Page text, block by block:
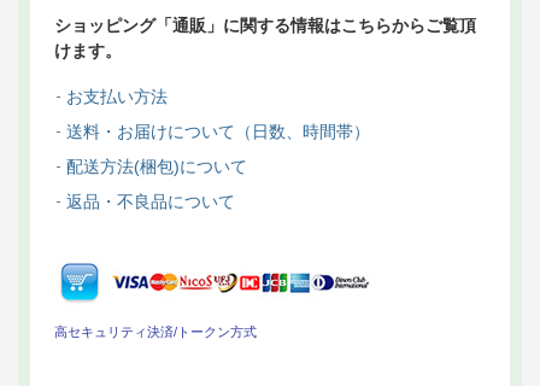
ショッピング「通販」に関する情報はこちらからご覧頂
けます。
お支払い方法
送料・お届けについて（日数、時間帯）
配送方法(梱包)について
返品・不良品について
高セキュリティ決済/トークン方式